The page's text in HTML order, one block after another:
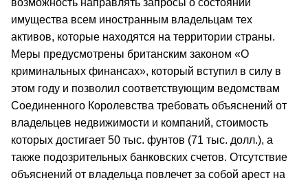
возможность направлять запросы о состоянии
имущества всем иностранным владельцам тех
активов, которые находятся на территории страны.
Меры предусмотрены британским законом «О
криминальных финансах», который вступил в силу в
этом году и позволил соответствующим ведомствам
Соединенного Королевства требовать объяснений от
владельцев недвижимости и компаний, стоимость
которых достигает 50 тыс. фунтов (71 тыс. долл.), а
также подозрительных банковских счетов. Отсутствие
объяснений от владельца повлечет за собой арест на